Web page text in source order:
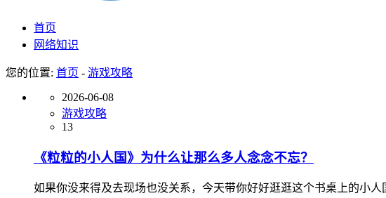
首页
网络知识
您的位置: 首页 - 游戏攻略
2026-06-08
游戏攻略
13
《粒粒的小人国》​为什么让那么多人念念不忘？
如果你没来得及去现场也没关系，今天带你好好逛逛这个书桌上